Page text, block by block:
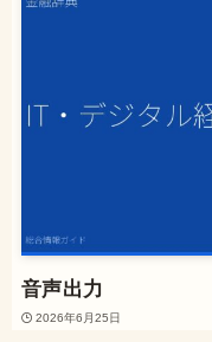
音声出力
2026年6月25日